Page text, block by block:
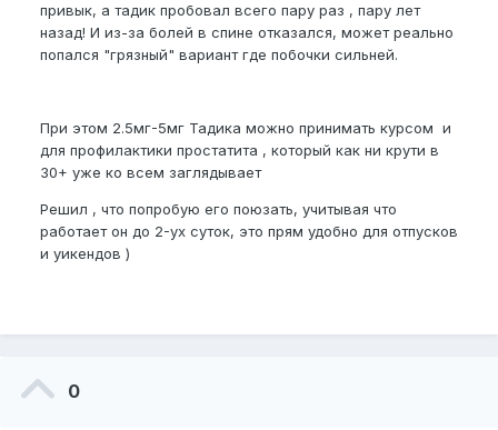
привык, а тадик пробовал всего пару раз , пару лет
назад! И из-за болей в спине отказался, может реально
попался "грязный" вариант где побочки сильней.
При этом 2.5мг-5мг Тадика можно принимать курсом и
для профилактики простатита , который как ни крути в
30+ уже ко всем заглядывает
Решил , что попробую его поюзать, учитывая что
работает он до 2-ух суток, это прям удобно для отпусков
и уикендов )
0